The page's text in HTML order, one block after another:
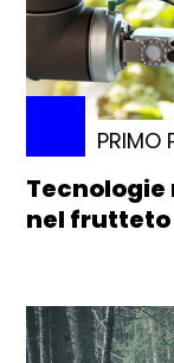
PRIMO
nel frutteto